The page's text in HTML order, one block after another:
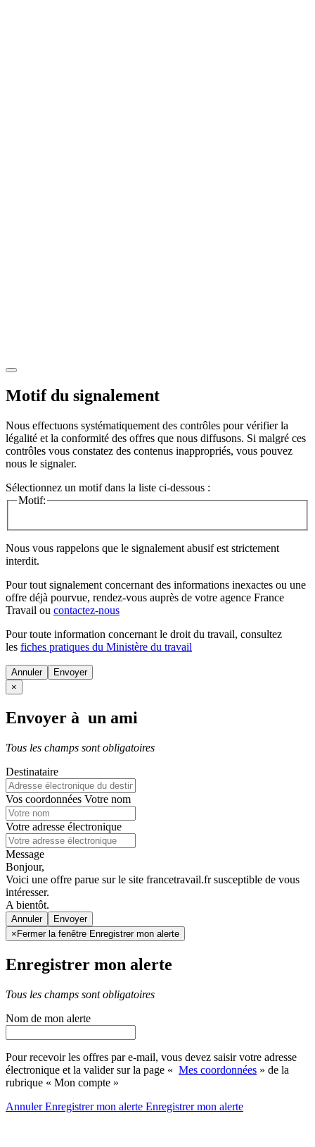
Motif du signalement
Nous effectuons systématiquement des contrôles pour vérifier la
légalité et la conformité des offres que nous diffusons. Si malgré ces
contrôles vous constatez des contenus inappropriés, vous pouvez
nous le signaler.
Sélectionnez un motif dans la liste ci-dessous :
Motif:
Nous vous rappelons que le signalement abusif est strictement
interdit.
Pour tout signalement concernant des informations inexactes ou une
offre déjà pourvue, rendez-vous auprès de votre agence France
Travail ou contactez-nous
Pour toute information concernant le droit du travail, consultez
les fiches pratiques du Ministère du travail
Annuler
×
Envoyer à un ami
Tous les champs sont obligatoires
Destinataire
Vos coordonnées Votre nom
Votre adresse électronique
Message
Bonjour,
Voici une offre parue sur le site francetravail.fr susceptible de vous
intéresser.
A bientôt.
Annuler
× Fermer la fenêtre Enregistrer mon alerte
Enregistrer mon alerte
Tous les champs sont obligatoires
Nom de mon alerte
Pour recevoir les offres par e-mail, vous devez saisir votre adresse
électronique et la valider sur la page « Mes coordonnées » de la
rubrique « Mon compte »
AnnulerEnregistrer mon alerte Enregistrermon alerte